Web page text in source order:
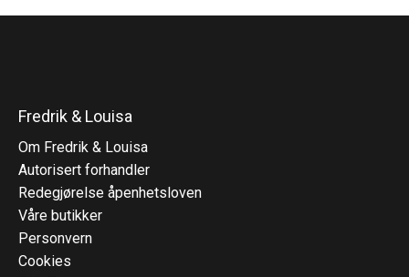
Fredrik & Louisa
Om Fredrik & Louisa
Autorisert forhandler
Redegjørelse åpenhetsloven
Våre butikker
Personvern
Cookies